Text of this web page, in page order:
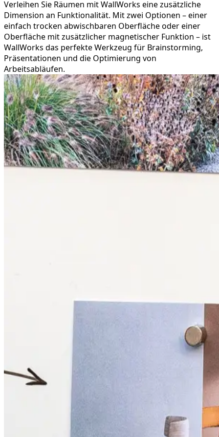
Verleihen Sie Räumen mit WallWorks eine zusätzliche
Dimension an Funktionalität. Mit zwei Optionen – einer
einfach trocken abwischbaren Oberfläche oder einer
Oberfläche mit zusätzlicher magnetischer Funktion – ist
WallWorks das perfekte Werkzeug für Brainstorming,
Präsentationen und die Optimierung von
Arbeitsabläufen.